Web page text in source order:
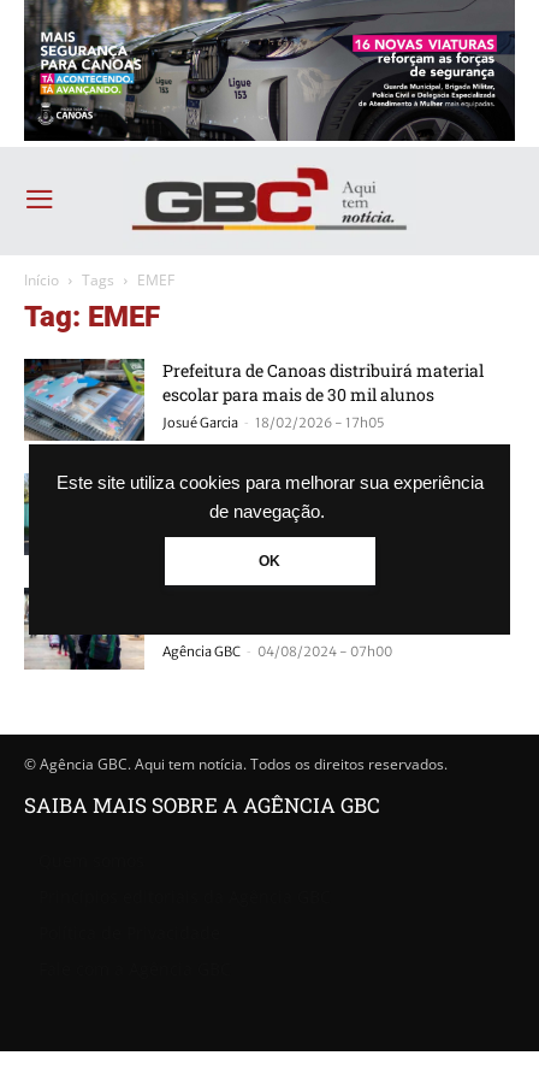
Este site utiliza cookies para melhorar sua experiência
de navegação.
OK
Início Tags EMEF
Tag: EMEF
Prefeitura de Canoas distribuirá material
escolar para mais de 30 mil alunos
Josué Garcia - 18/02/2026 - 17h05
Única escola bilíngue de Canoas, EMEF
Vitória transforma vida de alunos surdos
Josué Garcia - 26/09/2025 - 06h00
Agência GBC - 04/08/2024 - 07h00
© Agência GBC. Aqui tem notícia. Todos os direitos reservados.
SAIBA MAIS SOBRE A AGÊNCIA GBC